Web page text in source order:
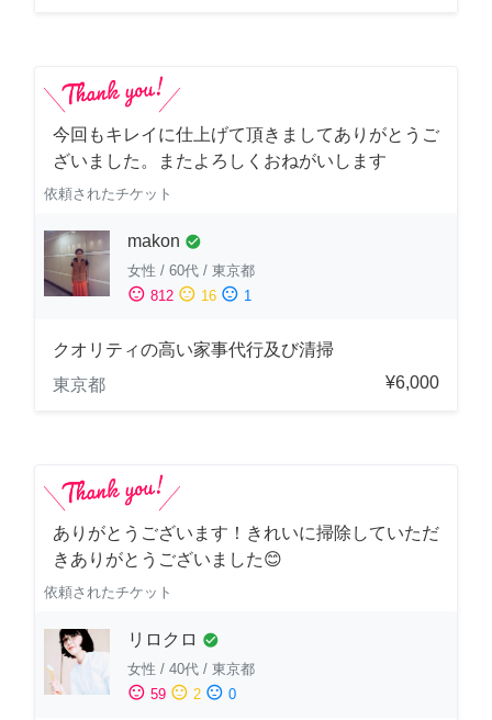
今回もキレイに仕上げて頂きましてありがとうご
ざいました。またよろしくおねがいします
依頼されたチケット
makon check_circle
女性 / 60代 / 東京都
sentiment_satisfied 812 sentiment_neutral 16 sentiment_dissatisfied 1
クオリティの高い家事代行及び清掃
東京都
¥6,000
ありがとうございます！きれいに掃除していただ
きありがとうございました😊
依頼されたチケット
リロクロ check_circle
女性 / 40代 / 東京都
sentiment_satisfied 59 sentiment_neutral 2 sentiment_dissatisfied 0